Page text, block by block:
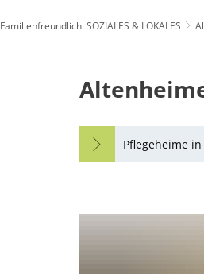
E-
Familienfreundlich: SOZIALES & LOKALES
Pflegeheime